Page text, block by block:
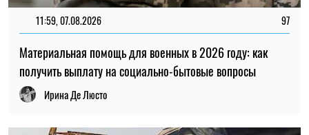
11:59, 07.08.2026 97
Материальная помощь для военных в 2026 году: как
получить выплату на социально-бытовые вопросы
Ирина Де Люсто